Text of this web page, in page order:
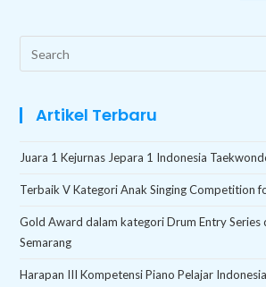
this
Artikel Terbaru
Juara 1 Kejurnas Jepara 1 Indonesia
Terbaik V Kategori Anak Singing Competition
Gold Award dalam kategori Drum Entry Series
Semarang
Harapan III Kompetensi Piano Pelajar